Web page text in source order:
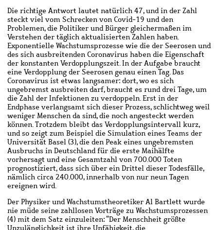
Die richtige Antwort lautet natürlich 47, und in der Zahl
steckt viel vom Schrecken von Covid-19 und den
Problemen, die Politiker und Bürger gleichermaßen im
Verstehen der täglich aktualisierten Zahlen haben.
Exponentielle Wachstumsprozesse wie die der Seerosen und
des sich ausbreitenden Coronavirus haben die Eigenschaft
der konstanten Verdopplungszeit. In der Aufgabe braucht
eine Verdopplung der Seerosen genau einen Tag. Das
Coronavirus ist etwas langsamer: dort, wo es sich
ungebremst ausbreiten darf, braucht es rund drei Tage, um
die Zahl der Infektionen zu verdoppeln. Erst in der
Endphase verlangsamt sich dieser Prozess, schlichtweg weil
weniger Menschen da sind, die noch angesteckt werden
können. Trotzdem bleibt das Verdopplungsintervall kurz,
und so zeigt zum Beispiel die Simulation eines Teams der
Universität Basel (3), die den Peak eines ungebremsten
Ausbruchs in Deutschland für die erste Maihälfte
vorhersagt und eine Gesamtzahl von 700.000 Toten
prognostiziert, dass sich über ein Drittel dieser Todesfälle,
nämlich circa 240.000, innerhalb von nur neun Tagen
ereignen wird.
Der Physiker und Wachstumstheoretiker Al Bartlett wurde
nie müde seine zahllosen Vorträge zu Wachstumsprozessen
(4) mit dem Satz einzuleiten: “Der Menschheit größte
Unzulänglichkeit ist ihre Unfähigkeit, die